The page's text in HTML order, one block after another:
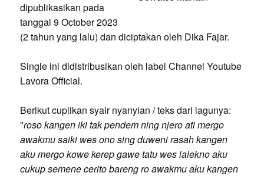
dipublikasikan pada
tanggal 9 October 2023
(2 tahun yang lalu) dan diciptakan oleh Dika Fajar.
Single ini didistribusikan oleh label Channel Youtube
Lavora Official.
Berikut cuplikan syair nyanyian / teks dari lagunya:
"roso kangen iki tak pendem ning njero ati mergo
awakmu saiki wes ono sing duweni rasah kangen
aku mergo kowe kerep gawe tatu wes lalekno aku
cukup semene cerito bareng ro awakmu aku kangen